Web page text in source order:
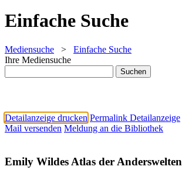
Einfache Suche
Mediensuche > Einfache Suche
Ihre Mediensuche
Detailanzeige drucken Permalink Detailanzeige
Mail versenden Meldung an die Bibliothek
Emily Wildes Atlas der Anderswelten